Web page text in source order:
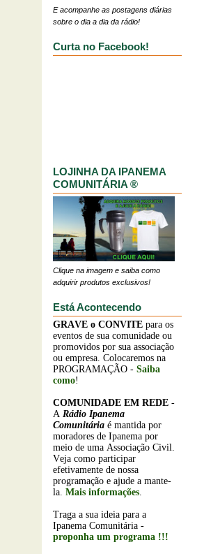
E acompanhe as postagens diárias
sobre o dia a dia da rádio!
Curta no Facebook!
LOJINHA DA IPANEMA
COMUNITÁRIA ®
Clique na imagem e saiba como
adquirir produtos exclusivos!
Está Acontecendo
GRAVE o CONVITE para os
eventos de sua comunidade ou
promovidos por sua associação
ou empresa. Colocaremos na
PROGRAMAÇÃO - Saiba
como!
COMUNIDADE EM REDE -
A Rádio Ipanema
Comunitária é mantida por
moradores de Ipanema por
meio de uma Associação Civil.
Veja como participar
efetivamente de nossa
programação e ajude a mante-
la. Mais informações.
Traga a sua ideia para a
Ipanema Comunitária -
proponha um programa !!!